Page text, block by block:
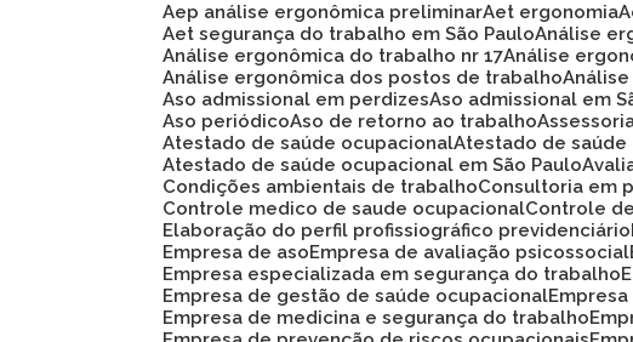
Aep análise ergonômica preliminar Aet ergonomia
Aet segurança do trabalho em São Paulo Análise
Análise ergonômica do trabalho nr 17 Análise
Análise ergonômica dos postos de trabalho
Aso admissional em perdizes Aso admissional em
Aso periódico Aso de retorno ao trabalho
Atestado de saúde ocupacional Atestado de
Atestado de saúde ocupacional em São Paulo
Condições ambientais de trabalho
Consultoria em
Controle medico de saude ocupacional
Controle
Elaboração do perfil profissiográfico previdenciário
Empresa de aso
Empresa de avaliação psicossocial
Empresa especializada em segurança do trabalho
Empresa de gestão de saúde ocupacional
Empresa de medicina e segurança do trabalho